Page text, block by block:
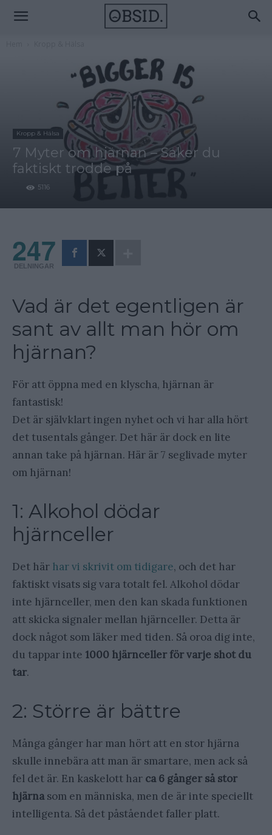
Kropp & Hälsa
7 Myter om hjärnan – Saker du
faktiskt trodde på
5116
247
DELNINGAR
Vad är det egentligen är
sant av allt man hör om
hjärnan?
För att öppna med en klyscha, hjärnan är
fantastisk!
Det är självklart ingen nyhet och vi har alla hört
det tusentals gånger. Det här är dock en lite
annan take på hjärnan. Här är 7 seglivade myter
om hjärnan!
1: Alkohol dödar
hjärnceller
Det här har vi skrivit om tidigare, och det har
faktiskt visats sig vara totalt fel. Alkohol dödar
inte hjärnceller, men den kan skada funktionen
att skicka signaler mellan hjärnceller. Detta är
dock något som läker med tiden. Så oroa dig inte,
du tappar inte 1000 hjärnceller för varje shot du
tar.
2: Större är bättre
Många gånger har man hört att en stor hjärna
skulle innebära att man är smartare, men ack så
fel det är. En kaskelott har ca 6 gånger så stor
hjärnasom en människa, men de är inte speciellt
intelligenta. Så det påståendet faller platt.